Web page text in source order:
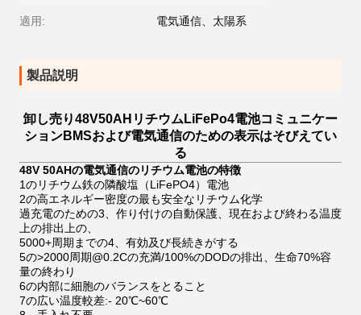
適用: 電気通信、太陽系
製品説明
卸し売り48V50AHリチウムLiFePo4電池コミュニケー
ションBMSおよび電気通信のための表示はそびえてい
る
48V 50AHの電気通信のリチウム電池の特徴
1のリチウム鉄の隣酸塩（LiFePO4）電池
2の高エネルギー密度の最も安全なリチウム化学
過充電のための3、作り付けの自動保護、現在および終わる温度
上の排出上の、
5000+周期までの4、有効及び長続きがする
5の>2000周期@0.2Cの充満/100%のDODの排出、生命70%容
量の終わり
6の内部に細胞のバランスをとること
7の広い温度較差:- 20℃~60℃